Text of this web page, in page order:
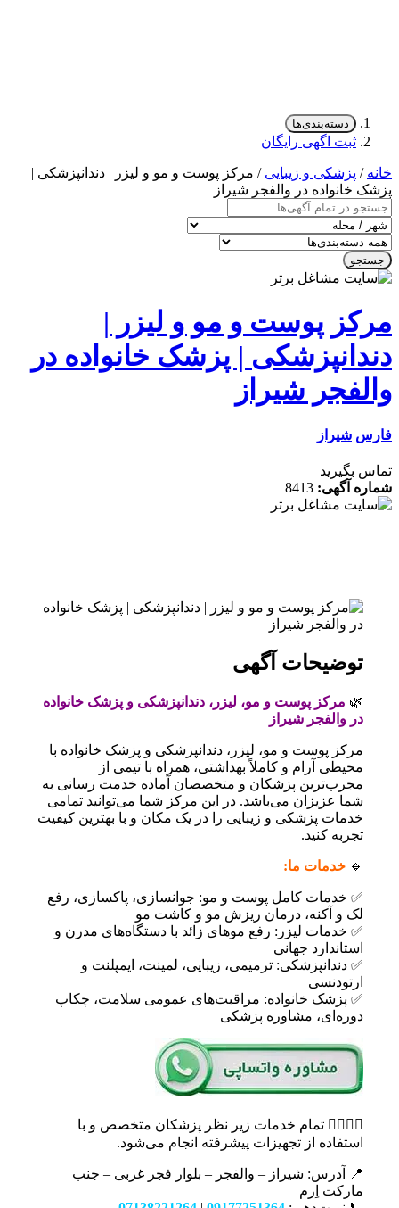
دسته‌بندی‌ها
ثبت اگهی رایگان
/پزشکی و زیبایی / مرکز پوست و مو و لیزر | دندانپزشکی |
خانواده در والفجر شیراز
پوست و مو و لیزر |
| پزشک خانواده در
شیراز
شیراز
بگیرید
آگهی:8413
توضیحات آگهی
مرکز پوست و مو، لیزر، دندانپزشکی و پزشک خانواده
در والفجر شیراز
مرکز پوست و مو، لیزر، دندانپزشکی و پزشک خانواده با
محیطی آرام و کاملاً بهداشتی، همراه با تیمی از
مجرب‌ترین پزشکان و متخصصان آماده خدمت رسانی به
شما عزیزان می‌باشد. در این مرکز شما می‌توانید تمامی
خدمات پزشکی و زیبایی را در یک مکان و با بهترین کیفیت
تجربه کنید.
خدمات ما:
✅ خدمات کامل پوست و مو: جوانسازی، پاکسازی، رفع
لک و آکنه، درمان ریزش مو و کاشت مو
✅ خدمات لیزر: رفع موهای زائد با دستگاه‌های مدرن و
استاندارد جهانی
✅ دندانپزشکی: ترمیمی، زیبایی، لمینت، ایمپلنت و
ارتودنسی
✅ پزشک خانواده: مراقبت‌های عمومی سلامت، چکاپ
دوره‌ای، مشاوره پزشکی
👩‍⚕️👨‍⚕️ تمام خدمات زیر نظر پزشکان متخصص و با
استفاده از تجهیزات پیشرفته انجام می‌شود.
📍 آدرس: شیراز – والفجر – بلوار فجر غربی – جنب
مارکت اِرم